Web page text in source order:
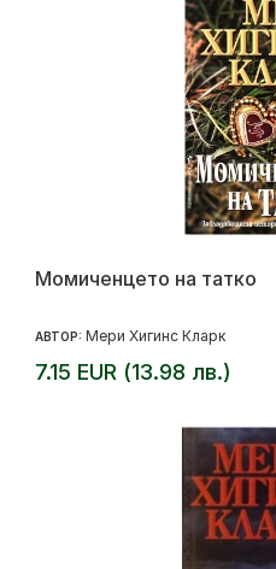
Момиченцето на татко
АВТОР: Мери Хигинс Кларк
7.15 EUR (13.98 лв.)